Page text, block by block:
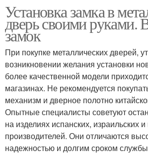
Межкомнатная дверь
Установка замка в
дверь своими руками.
замок
При покупке металлических дверей,
возникновении желания установки
более качественной модели
магазинах. Не рекомендуется
механизм и дверное полотно
Опытные специалисты советуют
на изделиях испанских, израильских
производителей. Они отличаются
надежностью и долгим сроком